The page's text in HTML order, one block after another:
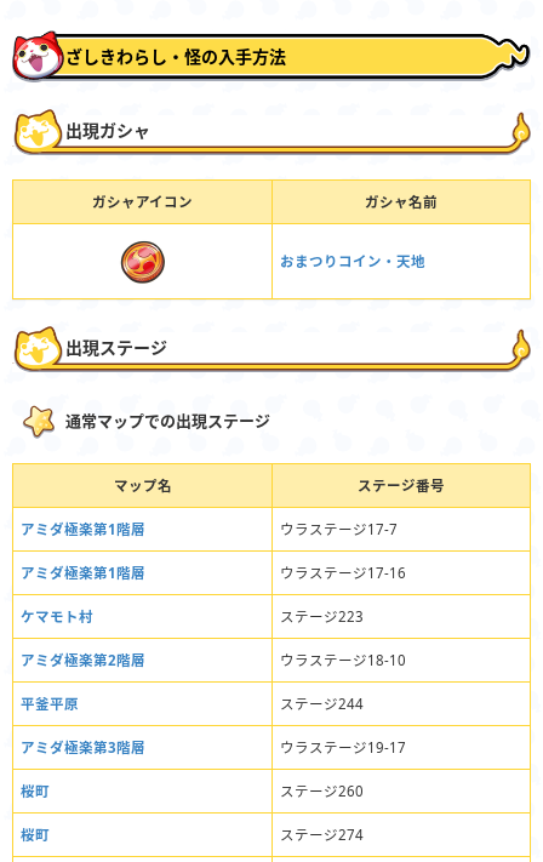
ざしきわらし・怪の入手方法
出現ガシャ
ガシャアイコン ガシャ名前
おまつりコイン・天地
出現ステージ
通常マップでの出現ステージ
マップ名 ステージ番号
アミダ極楽第1階層 ウラステージ17-7
アミダ極楽第1階層 ウラステージ17-16
ケマモト村 ステージ223
アミダ極楽第2階層 ウラステージ18-10
平釜平原 ステージ244
アミダ極楽第3階層 ウラステージ19-17
桜町 ステージ260
桜町 ステージ274